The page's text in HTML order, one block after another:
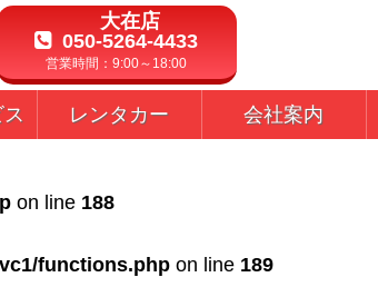
大在店
050-5264-4433
営業時間：9:00～18:00
レンタカー 会社案内
on line 188
functions.php on line 189